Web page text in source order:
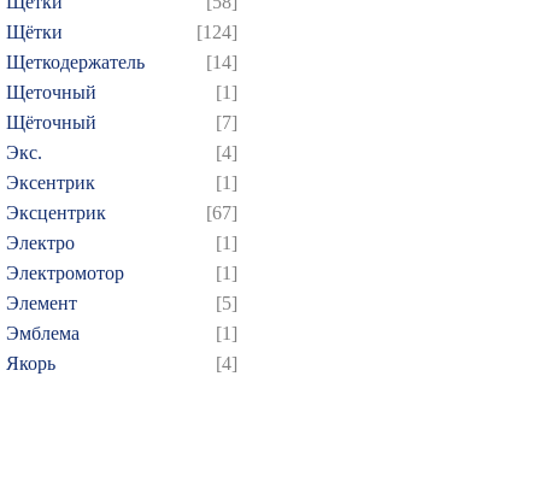
Щётки
[124]
Щеткодержатель
[14]
Щеточный
[1]
Щёточный
[7]
Экс.
[4]
Эксентрик
[1]
Эксцентрик
[67]
Электро
[1]
Электромотор
[1]
Элемент
[5]
Эмблема
[1]
Якорь
[4]